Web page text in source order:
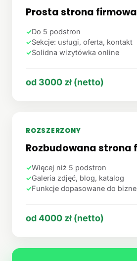
Prosta strona firmowa
✓Do 5 podstron
✓Sekcje: usługi, oferta, kontakt
✓Solidna wizytówka online
od 3000 zł (netto)
ROZSZERZONY
Rozbudowana strona
✓Więcej niż 5 podstron
✓Galeria zdjęć, blog, katalog
✓Funkcje dopasowane do
od 4000 zł (netto)